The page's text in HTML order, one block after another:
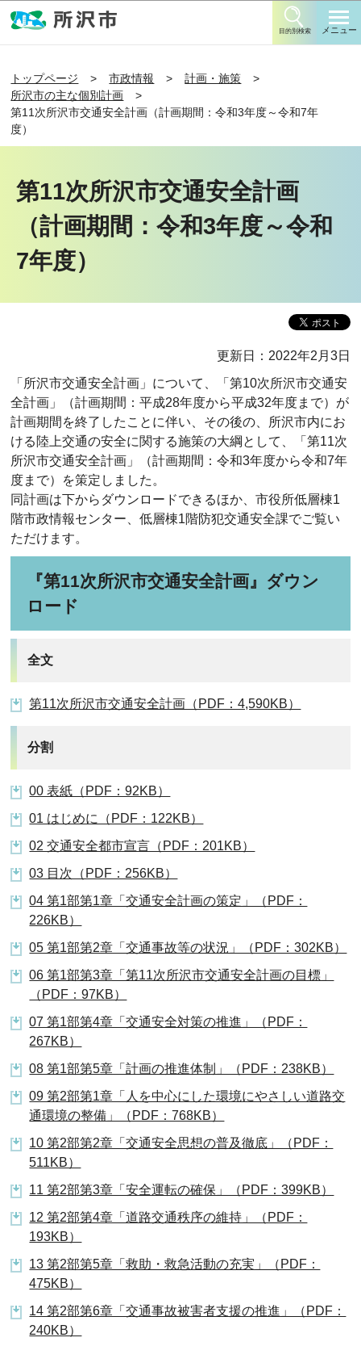
目的別検索 メニュー
トップページ 市政情報
計画・施策
所沢市の主な個別計画
第11次所沢市交通安全計画（計画期間：令和3年度～令和7年
度）
第11次所沢市交通安全計画
（計画期間：令和3年度～令和
7年度）
更新日：2022年2月3日
「所沢市交通安全計画」について、「第10次所沢市交通安
全計画」（計画期間：平成28年度から平成32年度まで）が
計画期間を終了したことに伴い、その後の、所沢市内にお
ける陸上交通の安全に関する施策の大綱として、「第11次
所沢市交通安全計画」（計画期間：令和3年度から令和7年
度まで）を策定しました。
同計画は下からダウンロードできるほか、市役所低層棟1
階市政情報センター、低層棟1階防犯交通安全課でご覧い
ただけます。
『第11次所沢市交通安全計画』ダウン
ロード
全文
第11次所沢市交通安全計画（PDF：4,590KB）
分割
00 表紙（PDF：92KB）
01 はじめに（PDF：122KB）
02 交通安全都市宣言（PDF：201KB）
03 目次（PDF：256KB）
04 第1部第1章「交通安全計画の策定」（PDF：
226KB）
05 第1部第2章「交通事故等の状況」（PDF：302KB）
06 第1部第3章「第11次所沢市交通安全計画の目標」
（PDF：97KB）
07 第1部第4章「交通安全対策の推進」（PDF：
267KB）
08 第1部第5章「計画の推進体制」（PDF：238KB）
09 第2部第1章「人を中心にした環境にやさしい道路交
通環境の整備」（PDF：768KB）
10 第2部第2章「交通安全思想の普及徹底」（PDF：
511KB）
11 第2部第3章「安全運転の確保」（PDF：399KB）
12 第2部第4章「道路交通秩序の維持」（PDF：
193KB）
13 第2部第5章「救助・救急活動の充実」（PDF：
475KB）
14 第2部第6章「交通事故被害者支援の推進」（PDF：
240KB）